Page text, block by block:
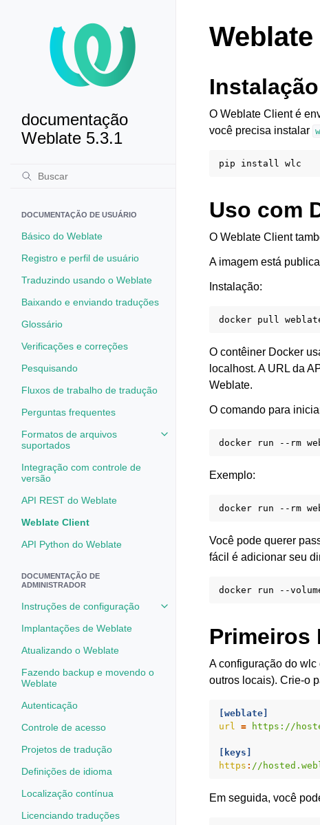
documentação
Weblate 5.3.1
DOCUMENTAÇÃO DE USUÁRIO
Básico do Weblate
Registro e perfil de usuário
Traduzindo usando o Weblate
Baixando e enviando traduções
Glossário
Verificações e correções
Pesquisando
Fluxos de trabalho de tradução
Perguntas frequentes
Formatos de arquivos
suportados
Toggle navigation of Formatos de
Integração com controle de
versão
API REST do Weblate
Weblate Client
API Python do Weblate
DOCUMENTAÇÃO DE
ADMINISTRADOR
Instruções de configuração
Toggle navigation of Instruções de
Implantações de Weblate
Atualizando o Weblate
Fazendo backup e movendo o
Weblate
Autenticação
Controle de acesso
Projetos de tradução
Definições de idioma
Localização contínua
Licenciando traduções
Instalação
O Weblate Client é
você precisa instalar
pip install
Uso com
O Weblate Client
A imagem está
Instalação:
docker pull
O contêiner Docker
localhost. A URL da
Weblate.
O comando para
docker run --rm
Exemplo:
docker run --rm
Você pode querer
fácil é adicionar seu
docker run --
Primeiros
A configuração do
outros locais). Crie-o
[weblate]
url = https://
[keys]
https : //
Em seguida, você